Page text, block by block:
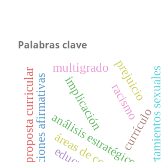
Palabras clave
currículo
implicación comportamientos sexuales
análisis estratégico
acciones afirmativas racismo
prejuicio
proposta curricular multigrado